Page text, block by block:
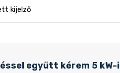
kijelző
együtt kérem 5 kW-